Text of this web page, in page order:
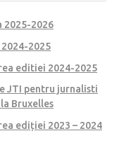
2025-2026
2025
editiei 2024-2025
JTI pentru jurnalisti
Bruxelles
ediției 2023 – 2024